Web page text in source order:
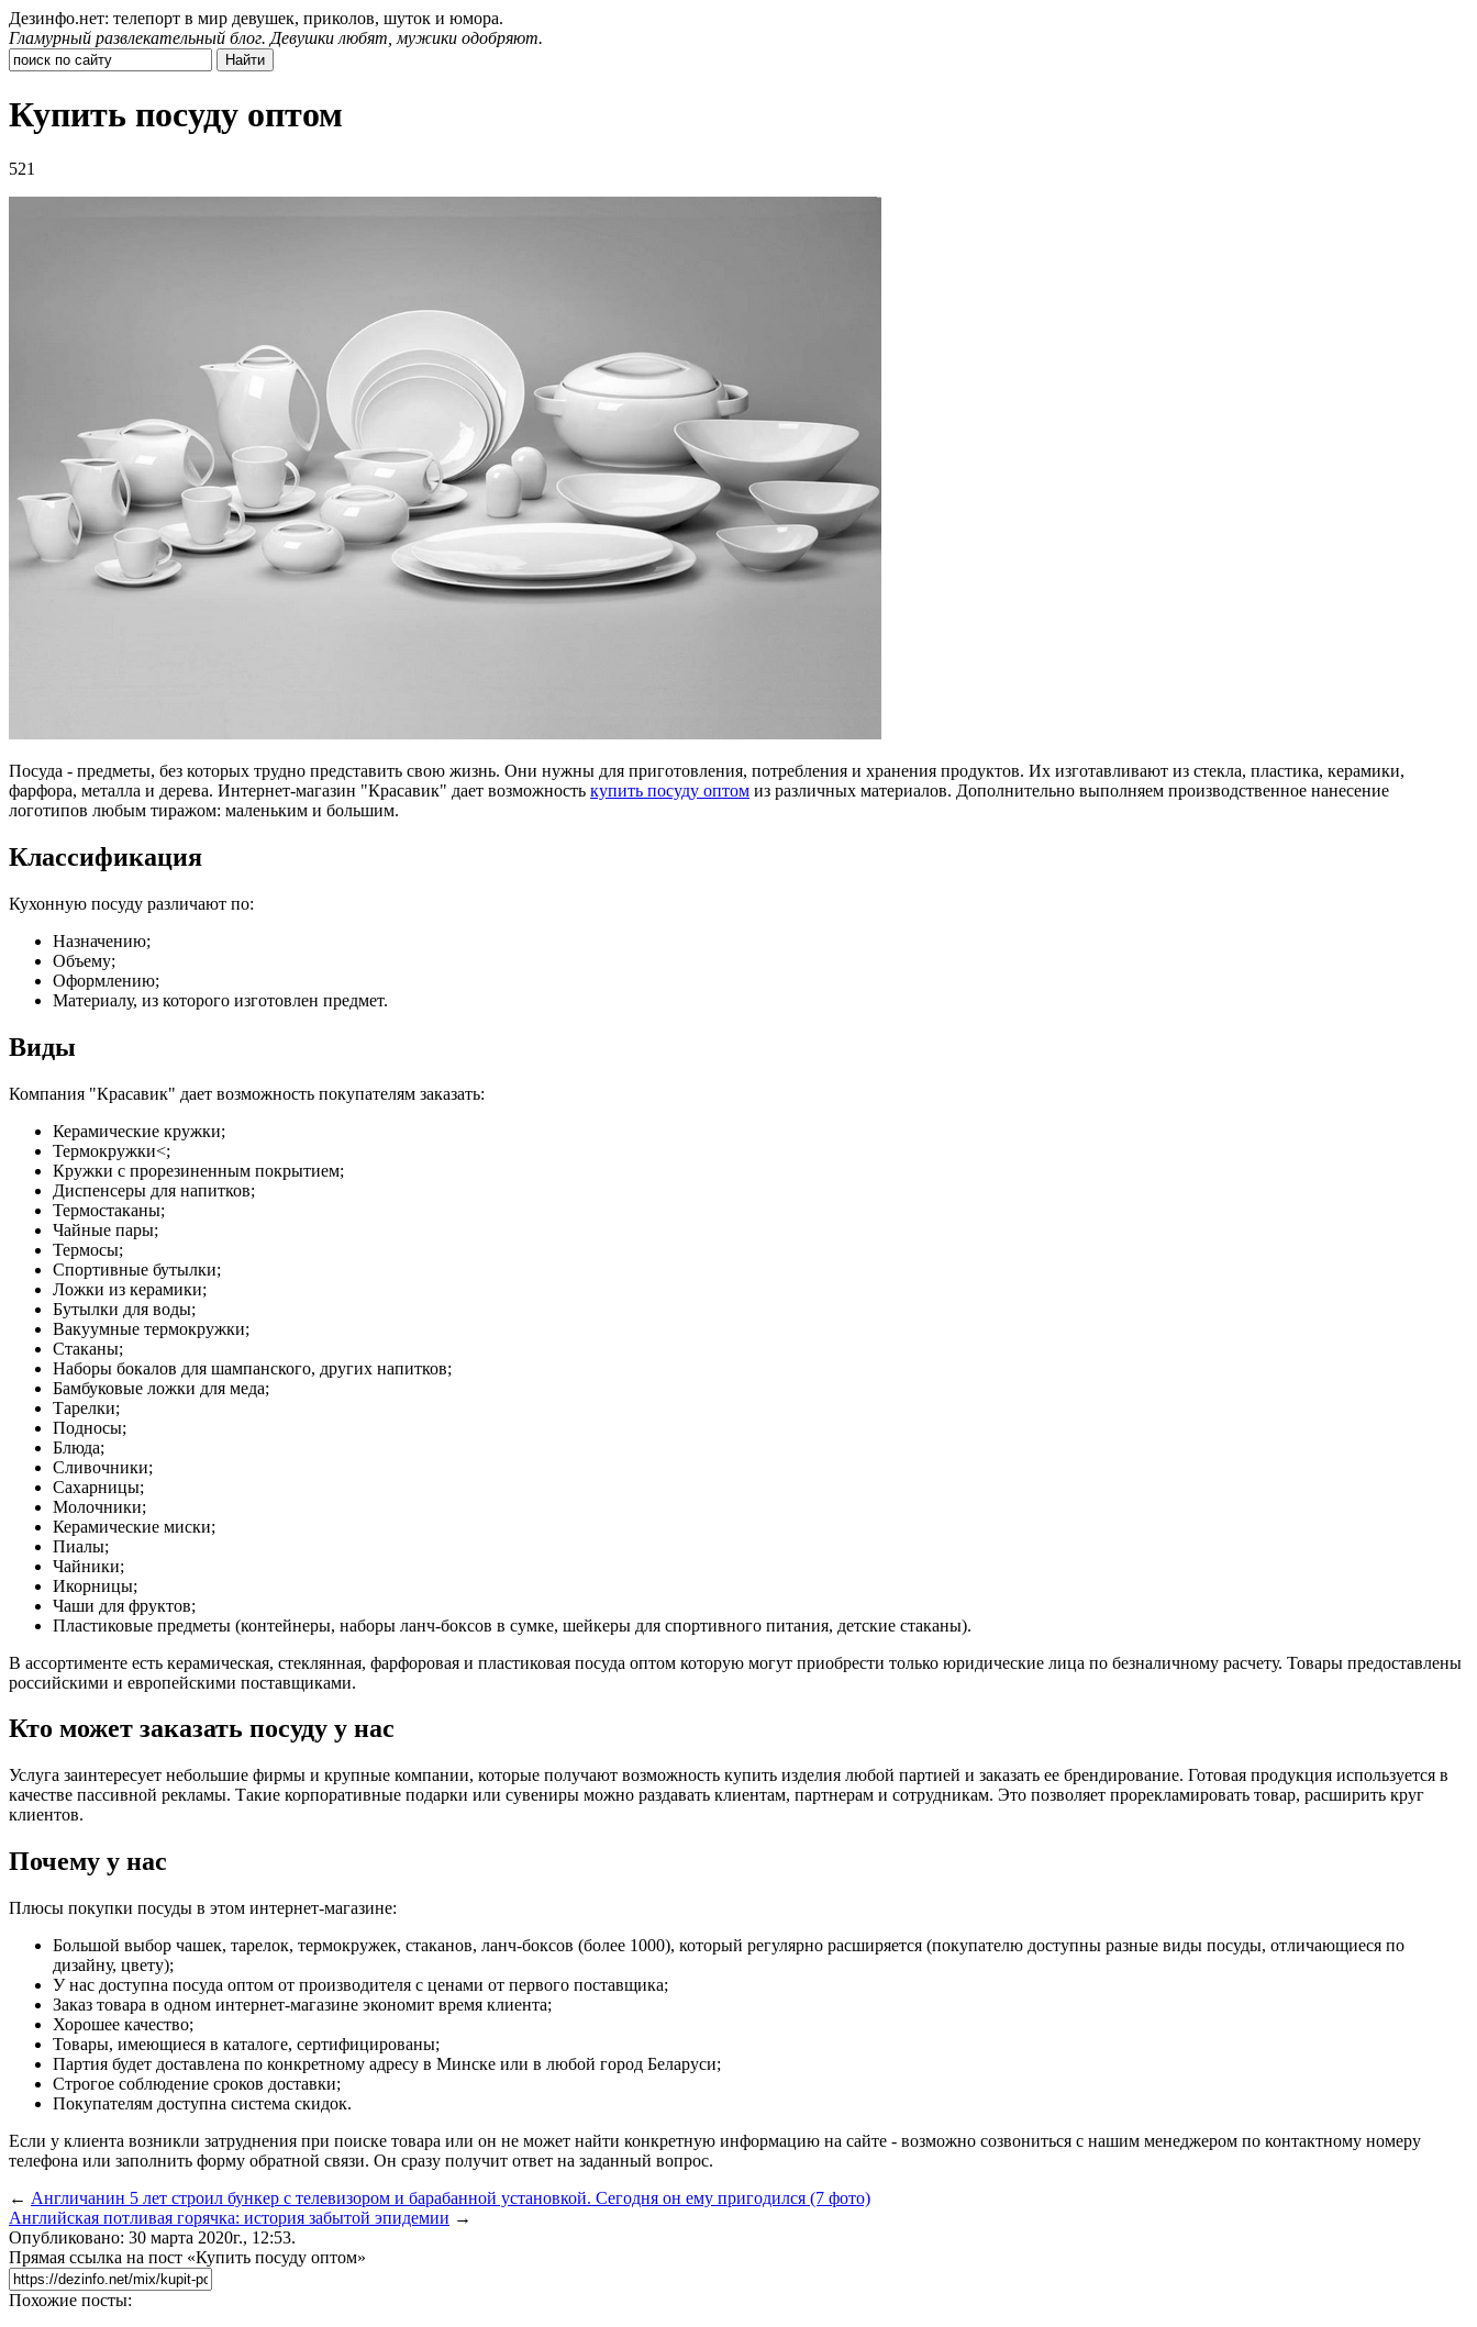
Дезинфо.нет: телепорт в мир девушек, приколов, шуток и юмора.
Гламурный развлекательный блог. Девушки любят, мужики одобряют.
Купить посуду оптом
521
Посуда - предметы, без которых трудно представить свою жизнь. Они нужны для приготовления, потребления и хранения продуктов. Их изготавливают из стекла, пластика, керамики,
фарфора, металла и дерева. Интернет-магазин "Красавик" дает возможность купить посуду оптом из различных материалов. Дополнительно выполняем производственное нанесение
логотипов любым тиражом: маленьким и большим.
Классификация
Кухонную посуду различают по:
Назначению;
Объему;
Оформлению;
Материалу, из которого изготовлен предмет.
Виды
Компания "Красавик" дает возможность покупателям заказать:
Керамические кружки;
Термокружки<;
Кружки с прорезиненным покрытием;
Диспенсеры для напитков;
Термостаканы;
Чайные пары;
Термосы;
Спортивные бутылки;
Ложки из керамики;
Бутылки для воды;
Вакуумные термокружки;
Стаканы;
Наборы бокалов для шампанского, других напитков;
Бамбуковые ложки для меда;
Тарелки;
Подносы;
Блюда;
Сливочники;
Сахарницы;
Молочники;
Керамические миски;
Пиалы;
Чайники;
Икорницы;
Чаши для фруктов;
Пластиковые предметы (контейнеры, наборы ланч-боксов в сумке, шейкеры для спортивного питания, детские стаканы).
В ассортименте есть керамическая, стеклянная, фарфоровая и пластиковая посуда оптом которую могут приобрести только юридические лица по безналичному расчету. Товары предоставлены
российскими и европейскими поставщиками.
Кто может заказать посуду у нас
Услуга заинтересует небольшие фирмы и крупные компании, которые получают возможность купить изделия любой партией и заказать ее брендирование. Готовая продукция используется в
качестве пассивной рекламы. Такие корпоративные подарки или сувениры можно раздавать клиентам, партнерам и сотрудникам. Это позволяет прорекламировать товар, расширить круг
клиентов.
Почему у нас
Плюсы покупки посуды в этом интернет-магазине:
Большой выбор чашек, тарелок, термокружек, стаканов, ланч-боксов (более 1000), который регулярно расширяется (покупателю доступны разные виды посуды, отличающиеся по
дизайну, цвету);
У нас доступна посуда оптом от производителя с ценами от первого поставщика;
Заказ товара в одном интернет-магазине экономит время клиента;
Хорошее качество;
Товары, имеющиеся в каталоге, сертифицированы;
Партия будет доставлена по конкретному адресу в Минске или в любой город Беларуси;
Строгое соблюдение сроков доставки;
Покупателям доступна система скидок.
Если у клиента возникли затруднения при поиске товара или он не может найти конкретную информацию на сайте - возможно созвониться с нашим менеджером по контактному номеру
телефона или заполнить форму обратной связи. Он сразу получит ответ на заданный вопрос.
← Англичанин 5 лет строил бункер с телевизором и барабанной установкой. Сегодня он ему пригодился (7 фото)
Английская потливая горячка: история забытой эпидемии →
Опубликовано: 30 марта 2020г., 12:53.
Прямая ссылка на пост «Купить посуду оптом»
Похожие посты: